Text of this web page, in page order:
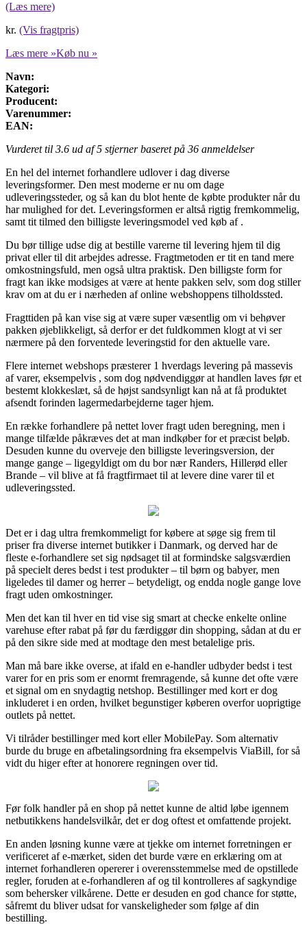
(Læs mere)
kr. (Vis fragtpris)
Læs mere »Køb nu »
Navn:
Kategori:
Producent:
Varenummer:
EAN:
Vurderet til 3.6 ud af 5 stjerner baseret på 36 anmeldelser
En hel del internet forhandlere udlover i dag diverse
leveringsformer. Den mest moderne er nu om dage
udleveringssteder, og så kan du blot hente de købte produkter når du
har mulighed for det. Leveringsformen er altså rigtig fremkommelig,
samt tit tilmed den billigste leveringsmodel ved køb af .
Du bør tillige udse dig at bestille varerne til levering hjem til dig
privat eller til dit arbejdes adresse. Fragtmetoden er tit en tand mere
omkostningsfuld, men også ultra praktisk. Den billigste form for
fragt kan ikke modsiges at være at hente pakken selv, som dog stiller
krav om at du er i nærheden af online webshoppens tilholdssted.
Fragttiden på kan vise sig at være super væsentlig om vi behøver
pakken øjeblikkeligt, så derfor er det fuldkommen klogt at vi ser
nærmere på den forventede leveringstid for den aktuelle vare.
Flere internet webshops præsterer 1 hverdags levering på massevis
af varer, eksempelvis , som dog nødvendiggør at handlen laves før et
bestemt klokkeslæt, så de højst sandsynligt kan nå at få produktet
afsendt forinden lagermedarbejderne tager hjem.
En række forhandlere på nettet lover fragt uden beregning, men i
mange tilfælde påkræves det at man indkøber for et præcist beløb.
Desuden kunne du overveje den billigste leveringsversion, der
mange gange – ligegyldigt om du bor nær Randers, Hillerød eller
Brande – vil blive at få fragtfirmaet til at levere dine varer til et
udleveringssted.
Det er i dag ultra fremkommeligt for købere at søge sig frem til
priser fra diverse internet butikker i Danmark, og derved har de
fleste e-forhandlere set sig nødsaget til at formindske salgsværdien
på specielt deres bedst i test produkter – til børn og babyer, men
ligeledes til damer og herrer – betydeligt, og endda nogle gange love
fragt uden omkostninger.
Men det kan til hver en tid vise sig smart at checke enkelte online
varehuse efter rabat på før du færdiggør din shopping, sådan at du er
på den sikre side med at modtage den mest betalelige pris.
Man må bare ikke overse, at ifald en e-handler udbyder bedst i test
varer for en pris som er enormt fremragende, så kunne det ofte være
et signal om en snydagtig netshop. Bestillinger med kort er dog
inkluderet i en orden, hvilket begunstiger køberen overfor uoprigtige
outlets på nettet.
Vi tilråder bestillinger med kort eller MobilePay. Som alternativ
burde du bruge en afbetalingsordning fra eksempelvis ViaBill, for så
vidt du higer efter at honorere regningen over tid.
Før folk handler på en shop på nettet kunne de altid løbe igennem
netbutikkens handelsvilkår, det er dog oftest et omfattende projekt.
En anden løsning kunne være at tjekke om internet forretningen er
verificeret af e-mærket, siden det burde være en erklæring om at
internet forhandleren opererer i overensstemmelse med de opstillede
regler, foruden at e-forhandleren af og til kontrolleres af sagkyndige
som behersker vilkårene. Dette er desuden en god chance for støtte,
såfremt du bliver udsat for vanskeligheder som følge af din
bestilling.